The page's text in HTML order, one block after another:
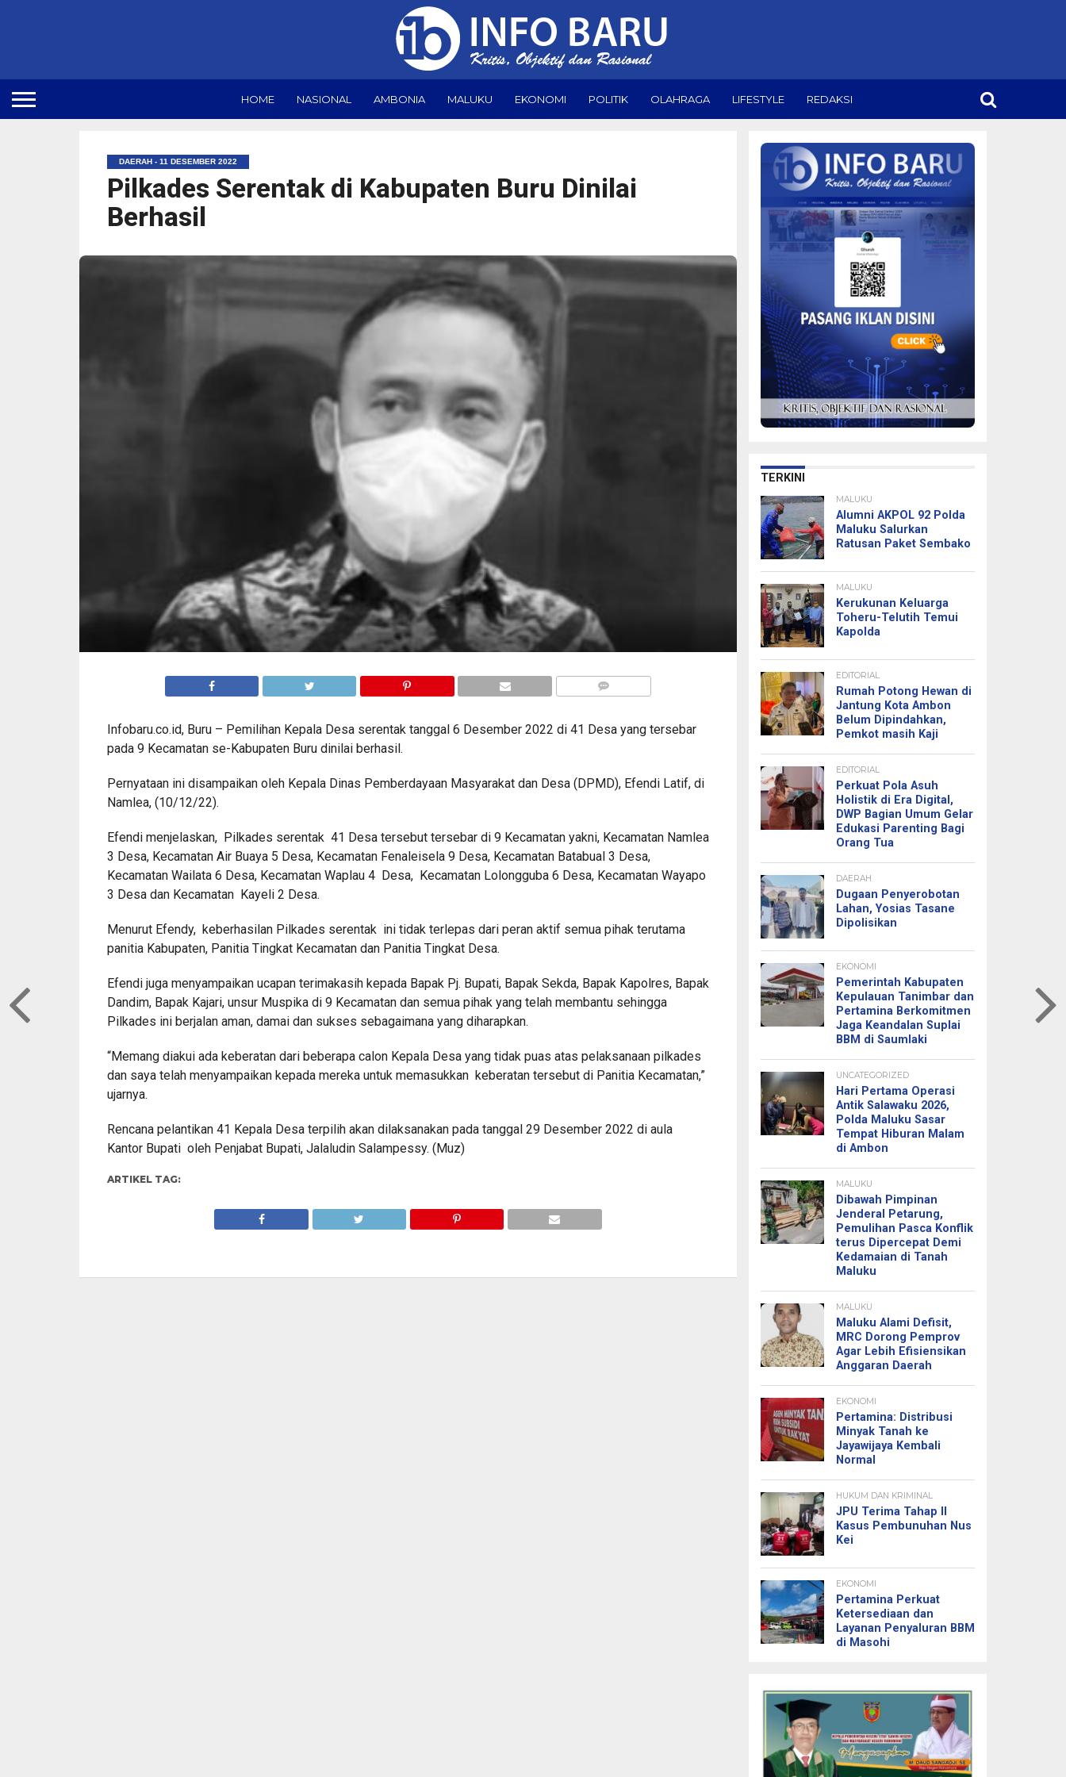
HOME NASIONAL AMBONIA MALUKU EKONOMI POLITIK OLAHRAGA LIFESTYLE REDAKSI
DAERAH - 11 DESEMBER 2022
Pilkades Serentak di Kabupaten Buru Dinilai
Berhasil
Infobaru.co.id, Buru – Pemilihan Kepala Desa serentak tanggal 6 Desember 2022 di 41 Desa yang tersebar
pada 9 Kecamatan se-Kabupaten Buru dinilai berhasil.
Pernyataan ini disampaikan oleh Kepala Dinas Pemberdayaan Masyarakat dan Desa (DPMD), Efendi Latif, di
Namlea, (10/12/22).
Efendi menjelaskan, Pilkades serentak 41 Desa tersebut tersebar di 9 Kecamatan yakni, Kecamatan Namlea
3 Desa, Kecamatan Air Buaya 5 Desa, Kecamatan Fenaleisela 9 Desa, Kecamatan Batabual 3 Desa,
Kecamatan Wailata 6 Desa, Kecamatan Waplau 4 Desa, Kecamatan Lolongguba 6 Desa, Kecamatan Wayapo
3 Desa dan Kecamatan Kayeli 2 Desa.
Menurut Efendy, keberhasilan Pilkades serentak ini tidak terlepas dari peran aktif semua pihak terutama
panitia Kabupaten, Panitia Tingkat Kecamatan dan Panitia Tingkat Desa.
Efendi juga menyampaikan ucapan terimakasih kepada Bapak Pj. Bupati, Bapak Sekda, Bapak Kapolres, Bapak
Dandim, Bapak Kajari, unsur Muspika di 9 Kecamatan dan semua pihak yang telah membantu sehingga
Pilkades ini berjalan aman, damai dan sukses sebagaimana yang diharapkan.
“Memang diakui ada keberatan dari beberapa calon Kepala Desa yang tidak puas atas pelaksanaan pilkades
dan saya telah menyampaikan kepada mereka untuk memasukkan keberatan tersebut di Panitia Kecamatan,”
ujarnya.
Rencana pelantikan 41 Kepala Desa terpilih akan dilaksanakan pada tanggal 29 Desember 2022 di aula
Kantor Bupati oleh Penjabat Bupati, Jalaludin Salampessy. (Muz)
ARTIKEL TAG:
TERKINI
MALUKU
Alumni AKPOL 92 Polda
Maluku Salurkan
Ratusan Paket Sembako
MALUKU
Kerukunan Keluarga
Toheru-Telutih Temui
Kapolda
EDITORIAL
Rumah Potong Hewan di
Jantung Kota Ambon
Belum Dipindahkan,
Pemkot masih Kaji
EDITORIAL
Perkuat Pola Asuh
Holistik di Era Digital,
DWP Bagian Umum Gelar
Edukasi Parenting Bagi
Orang Tua
DAERAH
Dugaan Penyerobotan
Lahan, Yosias Tasane
Dipolisikan
EKONOMI
Pemerintah Kabupaten
Kepulauan Tanimbar dan
Pertamina Berkomitmen
Jaga Keandalan Suplai
BBM di Saumlaki
UNCATEGORIZED
Hari Pertama Operasi
Antik Salawaku 2026,
Polda Maluku Sasar
Tempat Hiburan Malam
di Ambon
MALUKU
Dibawah Pimpinan
Jenderal Petarung,
Pemulihan Pasca Konflik
terus Dipercepat Demi
Kedamaian di Tanah
Maluku
MALUKU
Maluku Alami Defisit,
MRC Dorong Pemprov
Agar Lebih Efisiensikan
Anggaran Daerah
EKONOMI
Pertamina: Distribusi
Minyak Tanah ke
Jayawijaya Kembali
Normal
HUKUM DAN KRIMINAL
JPU Terima Tahap II
Kasus Pembunuhan Nus
Kei
EKONOMI
Pertamina Perkuat
Ketersediaan dan
Layanan Penyaluran BBM
di Masohi